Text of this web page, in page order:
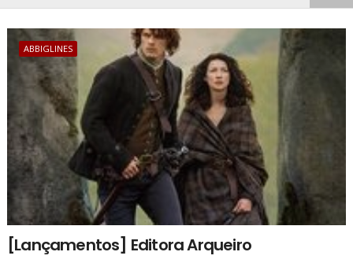
ABBIGLINES
[Lançamentos] Editora Arqueiro